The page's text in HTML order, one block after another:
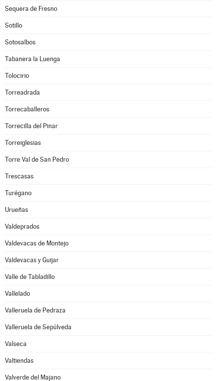
Sequera de Fresno
Sotillo
Sotosalbos
Tabanera la Luenga
Tolocirio
Torreadrada
Torrecaballeros
Torrecilla del Pinar
Torreiglesias
Torre Val de San Pedro
Trescasas
Turégano
Urueñas
Valdeprados
Valdevacas de Montejo
Valdevacas y Guijar
Valle de Tabladillo
Vallelado
Valleruela de Pedraza
Valleruela de Sepúlveda
Valseca
Valtiendas
Valverde del Majano